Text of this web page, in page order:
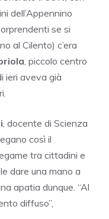
dell’Appennino
se si
al Cilento) c’era
, piccolo centro
ieri aveva già
, docente di Scienza
così il
tra cittadini e
dare una mano a
apatia dunque. “Al
diffuso”,